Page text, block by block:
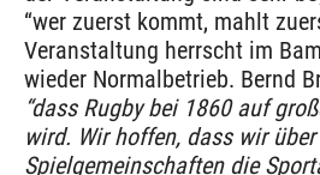
“wer zuerst kommt, mahlt
Veranstaltung herrscht im
wieder Normalbetrieb. Bernd
“dass Rugby bei 1860 auf
wird. Wir hoffen, dass wir
Spielgemeinschaften die